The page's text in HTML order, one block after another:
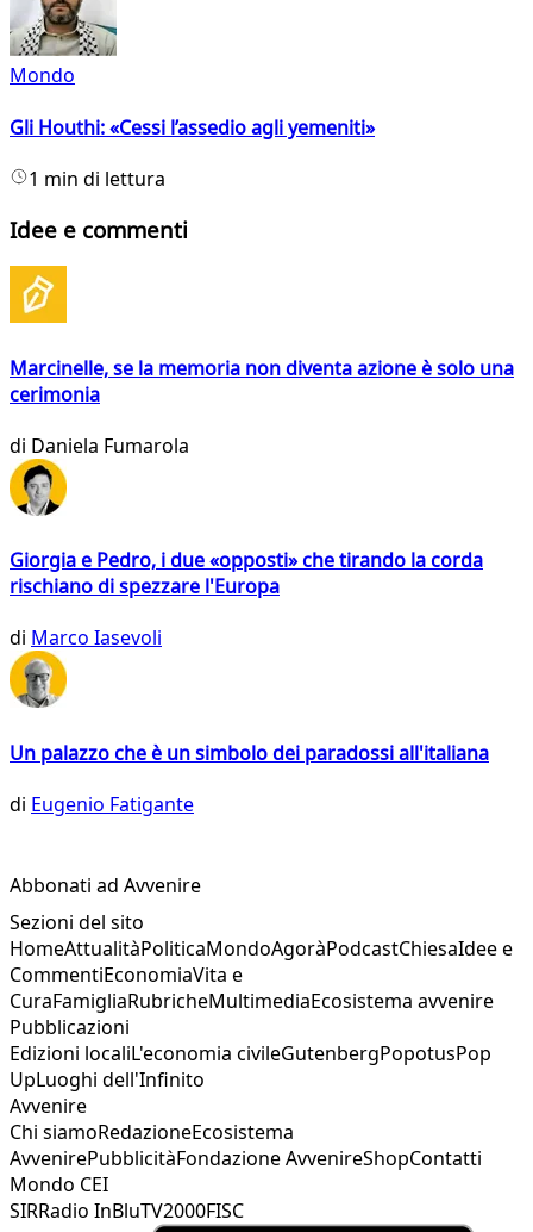
Mondo
Gli Houthi: «Cessi l’assedio agli yemeniti»
1 min di lettura
Idee e commenti
Marcinelle, se la memoria non diventa azione è solo una
cerimonia
di Daniela Fumarola
Giorgia e Pedro, i due «opposti» che tirando la corda
rischiano di spezzare l'Europa
di Marco Iasevoli
Un palazzo che è un simbolo dei paradossi all'italiana
di Eugenio Fatigante
Abbonati ad Avvenire
Sezioni del sito
HomeAttualitàPoliticaMondoAgoràPodcastChiesaIdee e
CommentiEconomiaVita e
CuraFamigliaRubricheMultimediaEcosistema avvenire
Pubblicazioni
Edizioni localiL'economia civileGutenbergPopotusPop
UpLuoghi dell'Infinito
Avvenire
Chi siamoRedazioneEcosistema
AvvenirePubblicitàFondazione AvvenireShopContatti
Mondo CEI
SIRRadio InBluTV2000FISC